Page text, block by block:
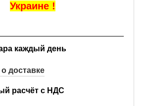
Украине !
каждый день
доставке
расчёт с НДС